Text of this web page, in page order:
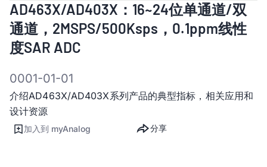
Video
AD463X/AD403X：16~24位单通道/双
通道，2MSPS/500Ksps，0.1ppm线性
度SAR ADC
0001-01-01
介绍AD463X/AD403X系列产品的典型指标，相关应用和
设计资源
加入到 myAnalog 分享